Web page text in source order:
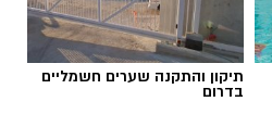
תיקון והתקנה שערים חשמליים
בדרום